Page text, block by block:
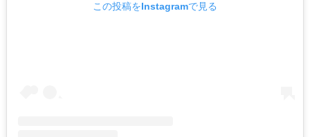
この投稿をInstagramで見る